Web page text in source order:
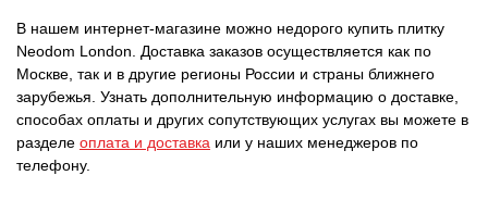
В нашем интернет-магазине можно недорого купить плитку
Neodom London. Доставка заказов осуществляется как по
Москве, так и в другие регионы России и страны ближнего
зарубежья. Узнать дополнительную информацию о доставке,
способах оплаты и других сопутствующих услугах вы можете в
разделе оплата и доставка или у наших менеджеров по
телефону.